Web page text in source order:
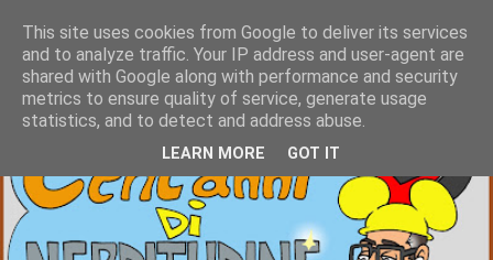
This site uses cookies from Google to deliver its services
and to analyze traffic. Your IP address and user-agent are
shared with Google along with performance and security
metrics to ensure quality of service, generate usage
statistics, and to detect and address abuse.
LEARN MORE GOT IT